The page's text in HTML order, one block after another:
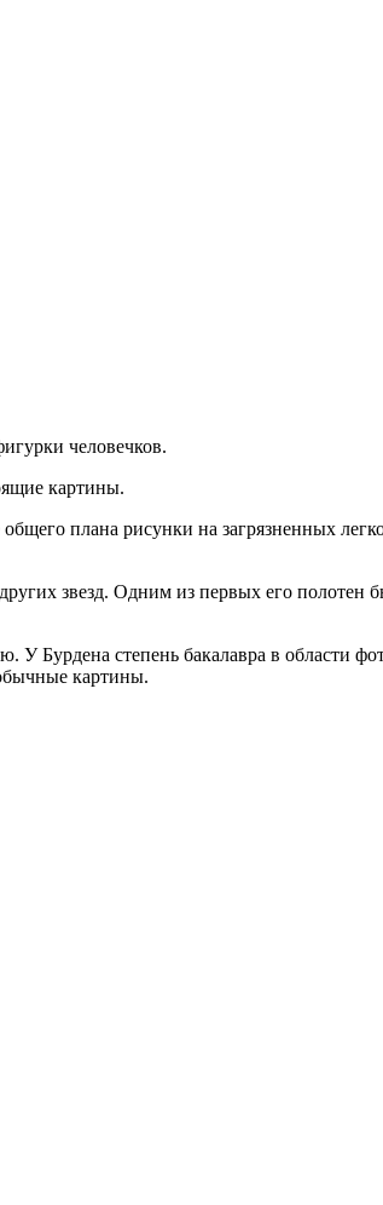
человечков.
картины.
плана рисунки на загрязненных
звезд. Одним из первых его полотен
У Бурдена степень бакалавра в области
картины.